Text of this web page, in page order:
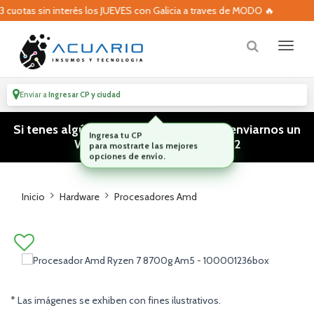
sin interés los JUEVES con Galicia a traves de MODO 🔥
Enviar aIngresar CP y ciudad
Si tenes algún tipo de consulta podes enviarnos un
WhatsApp! (011) 15 5386 3812
Inicio Hardware Procesadores Amd
* Las imágenes se exhiben con fines ilustrativos.